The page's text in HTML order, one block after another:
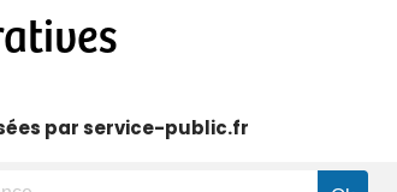
par service-public.fr